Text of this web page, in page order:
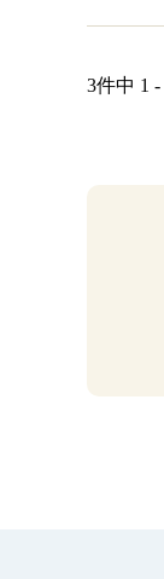
3件中 1